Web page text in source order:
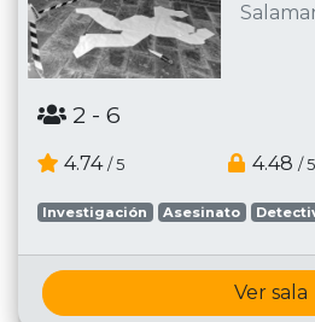
2 - 6
4.74 / 5 4.48 / 5
Investigación Asesinato
Ver sala